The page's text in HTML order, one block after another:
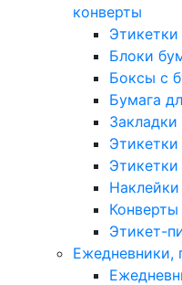
конверты
Блоки
Боксы с
Бумага
Закладки
Этикетки
Наклейки
Этикет-
Ежедневники,